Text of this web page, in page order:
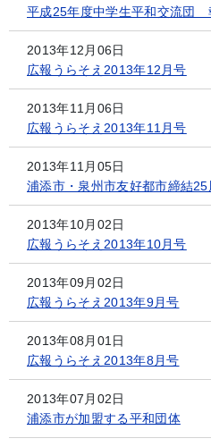
平成25年度中学生平和交流団
2013年12月06日
広報うらそえ2013年12月号
2013年11月06日
広報うらそえ2013年11月号
2013年11月05日
浦添市・泉州市友好都市締結
2013年10月02日
広報うらそえ2013年10月号
2013年09月02日
広報うらそえ2013年9月号
2013年08月01日
広報うらそえ2013年8月号
2013年07月02日
浦添市が加盟する平和団体